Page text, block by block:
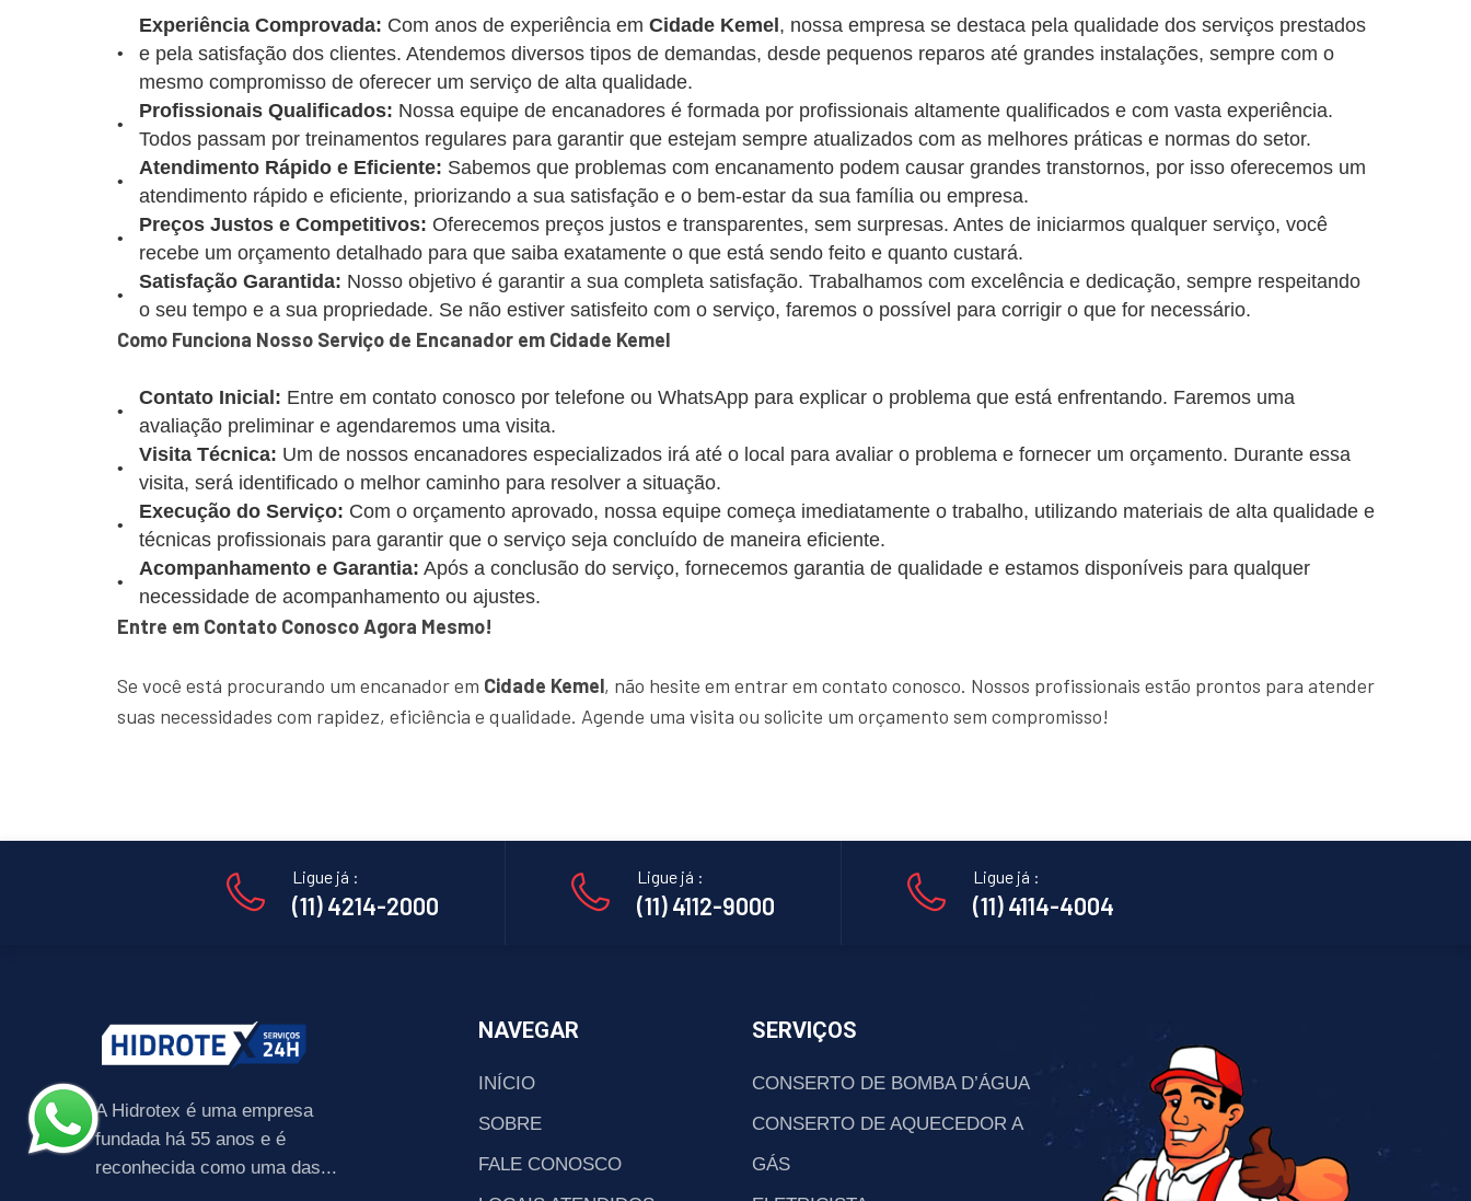
Experiência Comprovada: Com anos de experiência em Cidade Kemel , nossa empresa se destaca pela qualidade dos serviços prestados
e pela satisfação dos clientes. Atendemos diversos tipos de demandas, desde pequenos reparos até grandes instalações, sempre com o
mesmo compromisso de oferecer um serviço de alta qualidade.
Profissionais Qualificados: Nossa equipe de encanadores é formada por profissionais altamente qualificados e com vasta experiência.
Todos passam por treinamentos regulares para garantir que estejam sempre atualizados com as melhores práticas e normas do setor.
Atendimento Rápido e Eficiente: Sabemos que problemas com encanamento podem causar grandes transtornos, por isso oferecemos um
atendimento rápido e eficiente, priorizando a sua satisfação e o bem-estar da sua família ou empresa.
Preços Justos e Competitivos: Oferecemos preços justos e transparentes, sem surpresas. Antes de iniciarmos qualquer serviço, você
recebe um orçamento detalhado para que saiba exatamente o que está sendo feito e quanto custará.
Satisfação Garantida: Nosso objetivo é garantir a sua completa satisfação. Trabalhamos com excelência e dedicação, sempre respeitando
o seu tempo e a sua propriedade. Se não estiver satisfeito com o serviço, faremos o possível para corrigir o que for necessário.
Como Funciona Nosso Serviço de Encanador em Cidade Kemel
Contato Inicial: Entre em contato conosco por telefone ou WhatsApp para explicar o problema que está enfrentando. Faremos uma
avaliação preliminar e agendaremos uma visita.
Visita Técnica: Um de nossos encanadores especializados irá até o local para avaliar o problema e fornecer um orçamento. Durante essa
visita, será identificado o melhor caminho para resolver a situação.
Execução do Serviço: Com o orçamento aprovado, nossa equipe começa imediatamente o trabalho, utilizando materiais de alta qualidade e
técnicas profissionais para garantir que o serviço seja concluído de maneira eficiente.
Acompanhamento e Garantia: Após a conclusão do serviço, fornecemos garantia de qualidade e estamos disponíveis para qualquer
necessidade de acompanhamento ou ajustes.
Entre em Contato Conosco Agora Mesmo!
Se você está procurando um encanador em Cidade Kemel, não hesite em entrar em contato conosco. Nossos profissionais estão prontos para atender
suas necessidades com rapidez, eficiência e qualidade. Agende uma visita ou solicite um orçamento sem compromisso!
Ligue já :
(11) 4214-2000
Ligue já :
(11) 4112-9000
Ligue já :
(11) 4114-4004
A Hidrotex é uma empresa
fundada há 55 anos e é
reconhecida como uma das...
NAVEGAR
INÍCIO
SOBRE
FALE CONOSCO
SERVIÇOS
CONSERTO DE BOMBA D’ÁGUA
CONSERTO DE AQUECEDOR A
GÁS